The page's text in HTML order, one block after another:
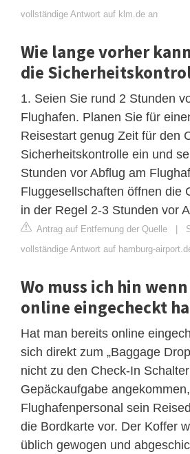
vollständige Antwort auf klm.de an
Wie lange vorher
die
1. Seien Sie rund 2 Stunden
Flughafen. Planen Sie für
Reisestart genug Zeit für den
Sicherheitskontrolle ein und
Stunden vor Abflug am
Fluggesellschaften öffnen die
in der Regel 2-3 Stunden vor
Antrag auf Entfernung der Quelle |
vollständige Antwort auf hamburg-
Wo muss ich hin
online eingecheckt
Hat man bereits online
sich direkt zum „Baggage
nicht zu den Check-In
Gepäckaufgabe
Flughafenpersonal sein
die Bordkarte vor. Der Koffer
üblich gewogen und